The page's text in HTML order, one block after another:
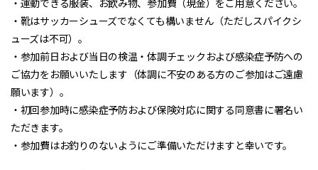
・靴はサッカーシューズでなくても構いません（ただしスパイクシ
ューズは不可）。
・参加前日および当日の検温・体調チェックおよび感染症予防への
ご協力をお願いいたします（体調に不安のある方のご参加はご遠慮
願います）。
・初回参加時に感染症予防および保険対応に関する同意書に署名い
ただきます。
・参加費はお釣りのないようにご準備いただけますと幸いです。